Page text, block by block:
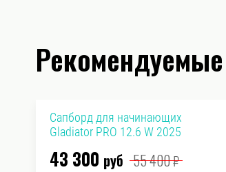
Рекомендуемые
Сапборд для начинающих
Gladiator PRO 12.6 W 2025
43 300 руб 55 400₽